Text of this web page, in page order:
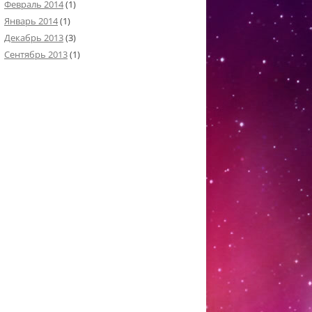
Февраль 2014(1)
Январь 2014(1)
Декабрь 2013(3)
Сентябрь 2013(1)